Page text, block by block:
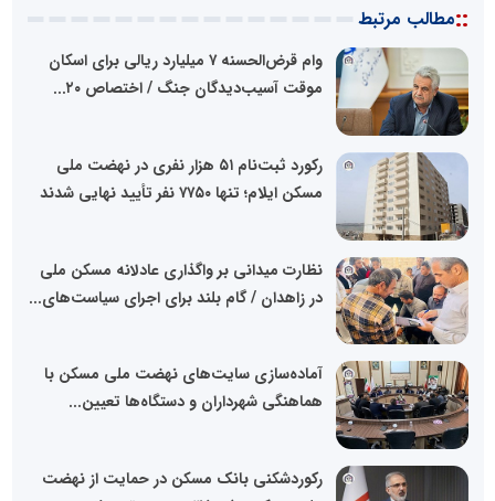
::مطالب مرتبط
وام قرض‌الحسنه ۷ میلیارد ریالی برای اسکان
موقت آسیب‌دیدگان جنگ / اختصاص ۲۰...
رکورد ثبت‌نام ۵۱ هزار نفری در نهضت ملی
مسکن ایلام؛ تنها ۷۷۵۰ نفر تأیید نهایی شدند
نظارت میدانی بر واگذاری عادلانه مسکن ملی
در زاهدان / گام بلند برای اجرای سیاست‌های...
آماده‌سازی سایت‌های نهضت ملی مسکن با
هماهنگی شهرداران و دستگاه‌ها تعیین...
رکوردشکنی بانک مسکن در حمایت از نهضت